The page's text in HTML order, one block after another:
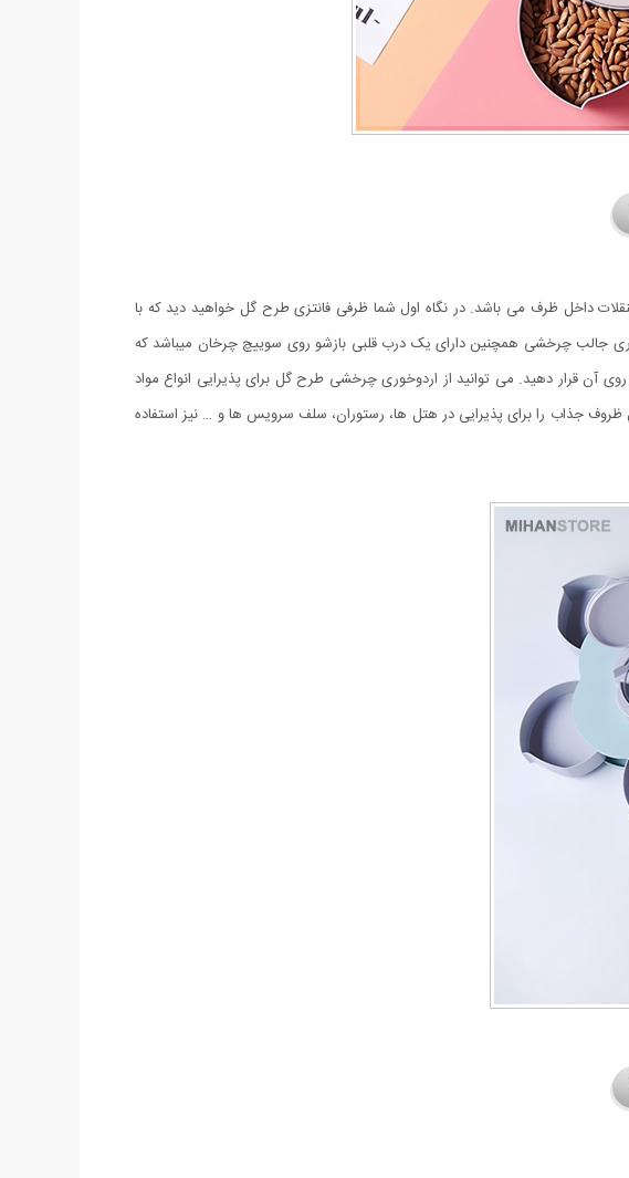
داخل ظرف می باشد. در نگاه اول شما ظرفی فانتزی طرح گل خواهید دید که با
جالب چرخشی همچنین دارای یک درب قلبی بازشو روی سوییچ چرخان میباشد که
روی آن قرار دهید. می توانید از اردوخوری چرخشی طرح گل برای پذیرایی انواع مواد
ظروف جذاب را برای پذیرایی در هتل ها، رستوران، سلف سرویس ها و … نیز استفاده